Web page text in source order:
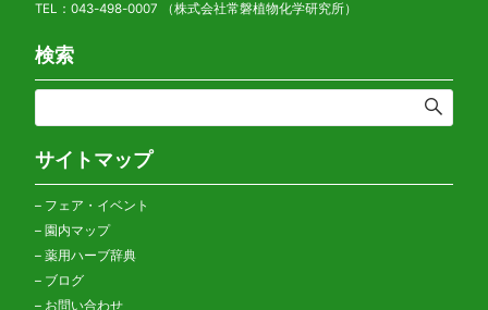
TEL：043-498-0007 （株式会社常磐植物化学研究所）
検索
サイトマップ
– フェア・イベント
– 園内マップ
– 薬用ハーブ辞典
– ブログ
– お問い合わせ